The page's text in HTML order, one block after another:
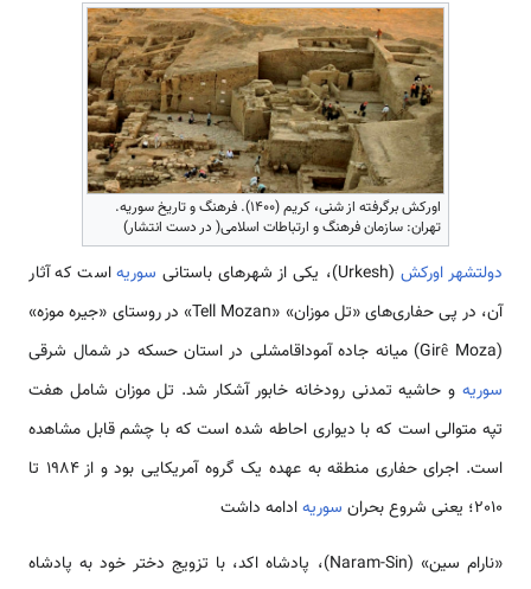
اورکش برگرفته از شنی، کریم (۱۴۰۰). فرهنگ و تاریخ سوریه.
تهران: سازمان فرهنگ و ارتباطات اسلامی( در دست انتشار)
دولت­شهر اورکش (Urkesh)، یکی از شهرهای باستانی سوریهاست که آثار
آن، در پی حفاری‌های «تل موزان» «Tell Mozan» در روستای «جیره موزه»
(Girê Moza) میانه جاده آموداقامشلی در استان حسکه در شمال شرقی
سوریه و حاشیه تمدنی رودخانه خابور آشکار شد. تل موزان شامل هفت
تپه متوالی است که با دیواری احاطه شده است که با چشم قابل مشاهده
است. اجرای حفاری منطقه به عهده یک گروه آمریکایی بود و از 1984 تا
2010؛ یعنی شروع بحران
سوریهادامه داشت
«نارام سین» (Naram-Sin)، پادشاه اکد، با تزویج دختر خود به پادشاه